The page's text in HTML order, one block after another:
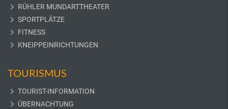
RÜHLER MUNDARTTHEATER
SPORTPLÄTZE
FITNESS
KNEIPPEINRICHTUNGEN
TOURISMUS
TOURIST-INFORMATION
ÜBERNACHTUNG